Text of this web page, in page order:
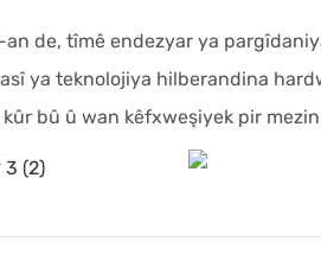
de, tîmê endezyar ya
ya teknolojiya hilberandina
bû û wan kêfxweşiyek pir